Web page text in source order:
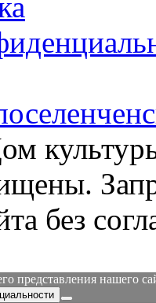
без
представления нашего